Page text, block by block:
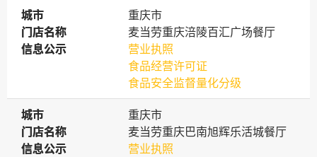
城市
城市
重庆市
门店名称
门店名称
麦当劳重庆涪陵百汇广场餐厅
信息公示
信息公示
营业执照
食品经营许可证
食品安全监督量化分级
城市
城市
重庆市
门店名称
门店名称
麦当劳重庆巴南旭辉乐活城餐厅
信息公示
信息公示
营业执照